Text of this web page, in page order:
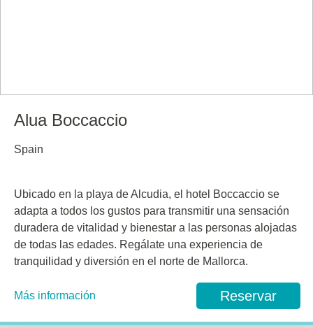
Alua Boccaccio
Spain
Ubicado en la playa de Alcudia, el hotel Boccaccio se
adapta a todos los gustos para transmitir una sensación
duradera de vitalidad y bienestar a las personas alojadas
de todas las edades. Regálate una experiencia de
tranquilidad y diversión en el norte de Mallorca.
Más información Reservar